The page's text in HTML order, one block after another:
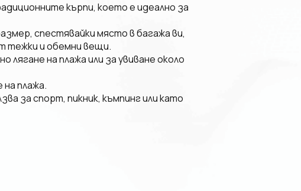
кърпи, което е идеално за
спестявайки място в багажа ви,
тежки и обемни вещи.
на плажа или за увиване около
плажа.
за спорт, пикник, къмпинг или като